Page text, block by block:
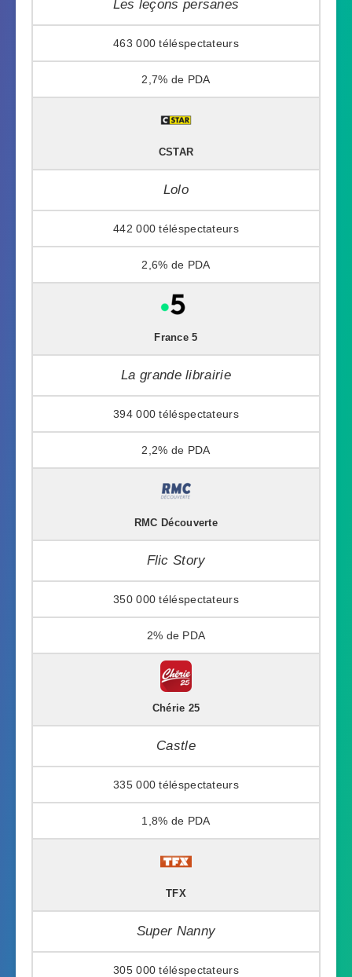
Les leçons persanes
463 000
2,7%
CSTAR
Lolo
442 000
2,6%
France 5
La grande librairie
394 000
2,2%
RMC Découverte
Flic Story
350 000
2%
Chérie 25
Castle
335 000
1,8%
TFX
Super Nanny
305 000